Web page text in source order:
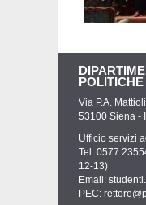
Via P.A.
53100 Siena -
Ufficio servizi
Tel. 0577
12-13)
Email:
PEC: